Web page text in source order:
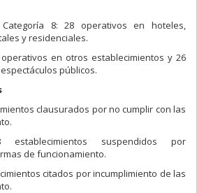
8: 28 operativos en hoteles,
y residenciales.
en otros establecimientos y 26
públicos.
clausurados por no cumplir con las
suspendidos por
de funcionamiento.
citados por incumplimiento de las